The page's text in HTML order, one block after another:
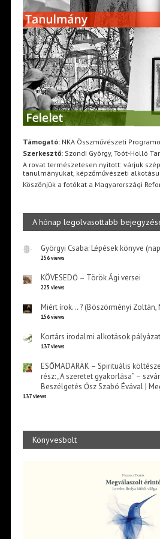
Támogató:NKA Összművészeti
Szerkesztő:Szondi György, Toót-Holló
A rovat természetesen nyitott: várjuk
tanulmányukat, képzőművészeti
Köszönjük a fotókat a Magyarországi
A hónap legolvasottabb
Györgyi Csaba: Lépések könyve
256 views
KÖVESEDŐ – Török Ági versei
225 views
Miért írok… ? (Böszörményi Zoltán,
156 views
Kortárs irodalmi alkotások
137 views
ESŐMADARAK – Spirituális
rész: „A szeretet gyakorlása” –
Beszélgetés Ősz Szabó Évával |
137 views
Könyvesbolt